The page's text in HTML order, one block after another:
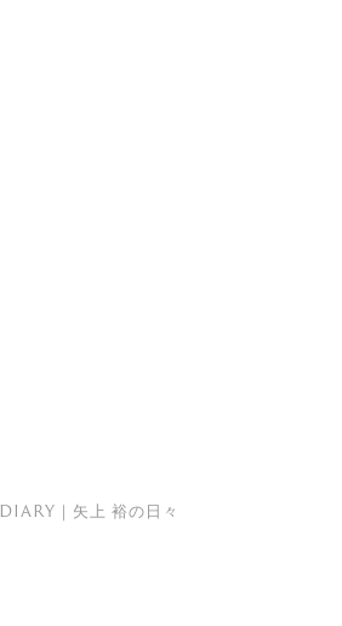
DIARY｜矢上 裕の日々